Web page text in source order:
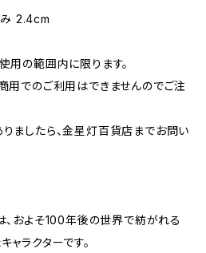
み 2.4cm
の範囲内に限ります。
用でのご利用はできませんのでご注
ましたら、金星灯百貨店までお問い
、およそ100年後の世界で紡がれる
ラクターです。